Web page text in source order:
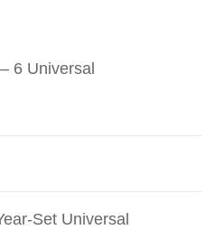
6 Universal
Set Universal